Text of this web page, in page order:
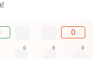
0
0 0 0